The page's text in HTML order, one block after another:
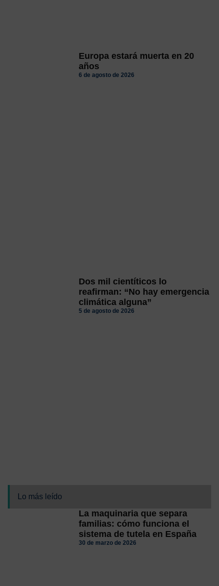
Europa estará muerta en 20
años
6 de agosto de 2026
Dos mil cientíticos lo
reafirman: “No hay emergencia
climática alguna”
5 de agosto de 2026
Lo más leído
La maquinaria que separa
familias: cómo funciona el
sistema de tutela en España
30 de marzo de 2026